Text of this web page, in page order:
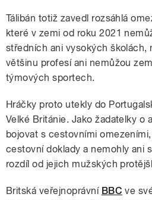
Tálibán totiž zavedl rozsáhlá
které v zemi od roku 2021
středních ani vysokých školách,
většinu profesí ani nemůžou
týmových sportech.
Hráčky proto utekly do
Velké Británie. Jako žadatelky o
bojovat s cestovními
cestovní doklady a nemohly ani
rozdíl od jejich mužských
Britská veřejnoprávní BBC ve